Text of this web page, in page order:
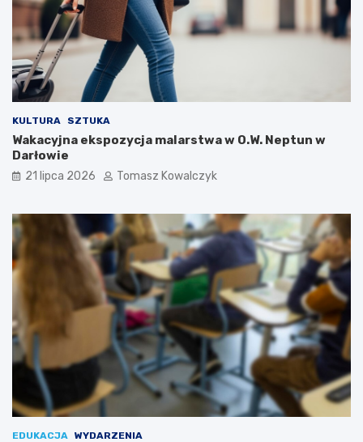
KULTURA SZTUKA
Wakacyjna ekspozycja malarstwa w O.W. Neptun w
Darłowie
21 lipca 2026 Tomasz Kowalczyk
EDUKACJA WYDARZENIA